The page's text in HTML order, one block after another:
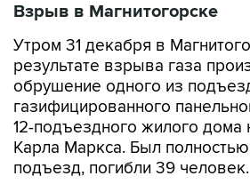
Взрыв в Магнитогорске
Утром 31 декабря в
результате взрыва газа
обрушение одного из
газифицированного
12-подъездного жилого дома
Карла Маркса. Был
подъезд, погибли 39 человек.